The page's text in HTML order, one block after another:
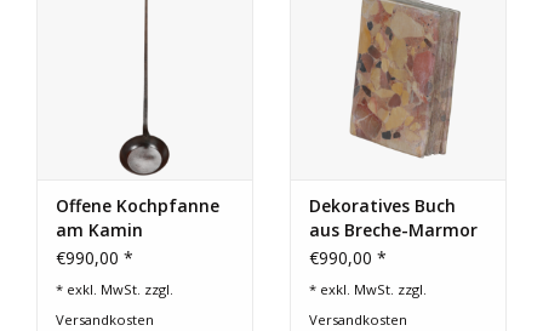
Offene Kochpfanne
am Kamin
€990,00 *
* exkl. MwSt. zzgl.
Versandkosten
Dekoratives Buch
aus Breche-Marmor
€990,00 *
* exkl. MwSt. zzgl.
Versandkosten